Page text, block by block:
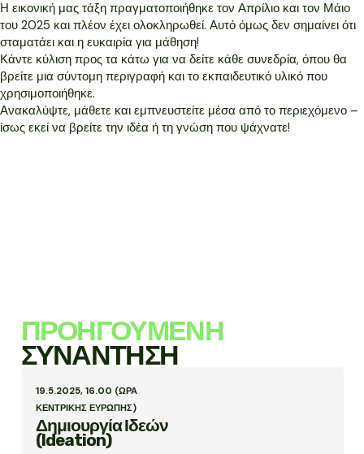
Η εικονική μας τάξη πραγματοποιήθηκε τον Απρίλιο και τον Μάιο
του 2025 και πλέον έχει ολοκληρωθεί. Αυτό όμως δεν σημαίνει ότι
σταματάει και η ευκαιρία για μάθηση!
Κάντε κύλιση προς τα κάτω για να δείτε κάθε συνεδρία, όπου θα
βρείτε μια σύντομη περιγραφή και το εκπαιδευτικό υλικό που
χρησιμοποιήθηκε.
Ανακαλύψτε, μάθετε και εμπνευστείτε μέσα από το περιεχόμενο –
ίσως εκεί να βρείτε την ιδέα ή τη γνώση που ψάχνατε!
ΠΡΟΗΓΟΎΜΕΝΗ
ΣΥΝΆΝΤΗΣΗ
19.5.2025, 16.00 (ΏΡΑ
ΚΕΝΤΡΙΚΉΣ ΕΥΡΏΠΗΣ)
Δημιουργία Ιδεών
(Ideation)